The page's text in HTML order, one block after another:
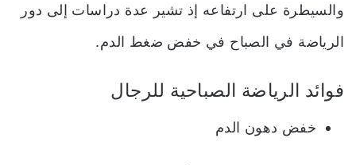
والسيطرة على ارتفاعه إذ تشير عدة دراسات إلى دور
الرياضة في الصباح في خفض ضغط الدم.
فوائد الرياضة الصباحية للرجال
خفض دهون الدم